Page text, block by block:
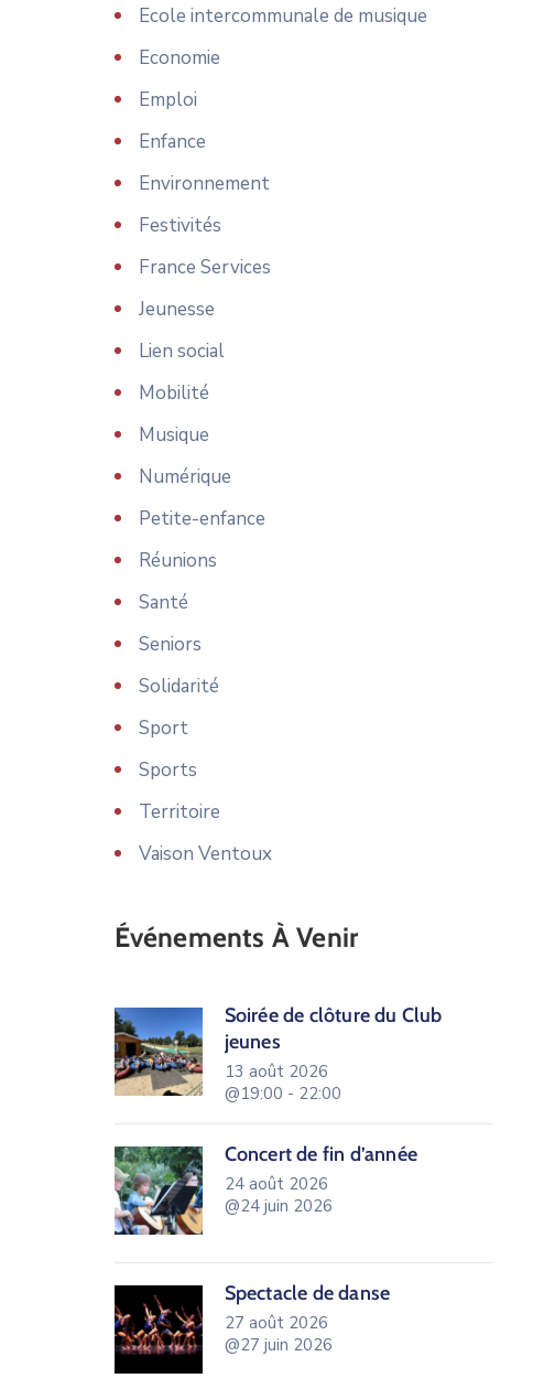
Ecole intercommunale de musique
Economie
Emploi
Enfance
Environnement
Festivités
France Services
Jeunesse
Lien social
Mobilité
Musique
Numérique
Petite-enfance
Réunions
Santé
Seniors
Solidarité
Sport
Sports
Territoire
Vaison Ventoux
Événements À Venir
Soirée de clôture du Club
jeunes
13 août 2026
@19:00 - 22:00
Concert de fin d’année
24 août 2026
@24 juin 2026
Spectacle de danse
27 août 2026
@27 juin 2026